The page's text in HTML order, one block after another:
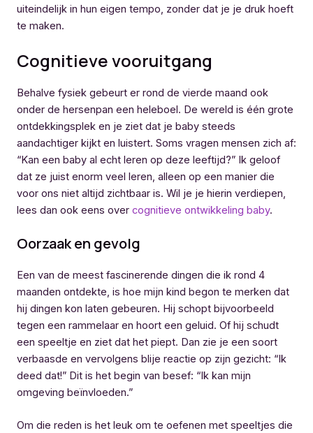
uiteindelijk in hun eigen tempo, zonder dat je je druk hoeft
te maken.
Cognitieve vooruitgang
Behalve fysiek gebeurt er rond de vierde maand ook
onder de hersenpan een heleboel. De wereld is één grote
ontdekkingsplek en je ziet dat je baby steeds
aandachtiger kijkt en luistert. Soms vragen mensen zich af:
“Kan een baby al echt leren op deze leeftijd?” Ik geloof
dat ze juist enorm veel leren, alleen op een manier die
voor ons niet altijd zichtbaar is. Wil je je hierin verdiepen,
lees dan ook eens over cognitieve ontwikkeling baby.
Oorzaak en gevolg
Een van de meest fascinerende dingen die ik rond 4
maanden ontdekte, is hoe mijn kind begon te merken dat
hij dingen kon laten gebeuren. Hij schopt bijvoorbeeld
tegen een rammelaar en hoort een geluid. Of hij schudt
een speeltje en ziet dat het piept. Dan zie je een soort
verbaasde en vervolgens blije reactie op zijn gezicht: “Ik
deed dat!” Dit is het begin van besef: “Ik kan mijn
omgeving beïnvloeden.”
Om die reden is het leuk om te oefenen met speeltjes die